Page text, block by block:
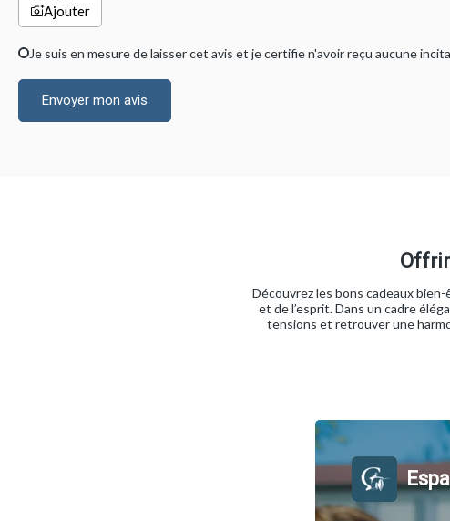
Ajouter
Je suis en mesure de laisser cet avis et je certifie n'avoir reçu aucune
Envoyer mon avis
Découvrez les bons cadeaux
et de l’esprit. Dans un cadre
tensions et retrouver une